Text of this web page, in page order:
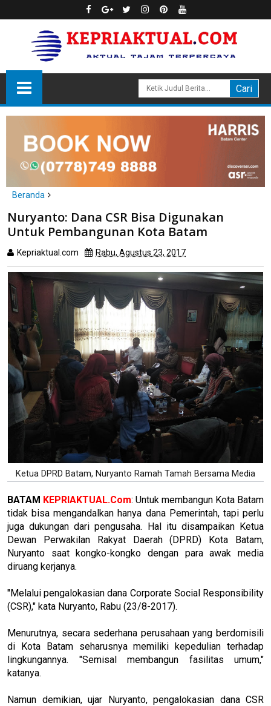
Beranda
Nuryanto: Dana CSR Bisa Digunakan Untuk Pembangunan Kota
Nuryanto: Dana CSR Bisa Digunakan
Untuk Pembangunan Kota Batam
Kepriaktual.com Rabu, Agustus 23, 2017
Ketua DPRD Batam, Nuryanto Ramah Tamah Bersama Media
BATAM KEPRIAKTUAL.Com: Untuk membangun Kota Batam
tidak bisa mengandalkan hanya dana Pemerintah, tapi perlu
juga dukungan dari pengusaha. Hal itu disampaikan Ketua
Dewan Perwakilan Rakyat Daerah (DPRD) Kota Batam,
Nuryanto saat kongko-kongko dengan para awak media
diruang kerjanya.
"Melalui pengalokasian dana Corporate Social Responsibility
(CSR)," kata Nuryanto, Rabu (23/8-2017).
Menurutnya, secara sederhana perusahaan yang berdomisili
di Kota Batam seharusnya memiliki kepedulian terhadap
lingkungannya. "Semisal membangun fasilitas umum,"
katanya.
Namun demikian, ujar Nuryanto, pengalokasian dana CSR